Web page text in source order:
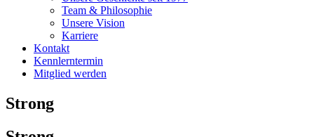
Team & Philosophie
Unsere Vision
Karriere
Kontakt
Kennlerntermin
Mitglied werden
Strong